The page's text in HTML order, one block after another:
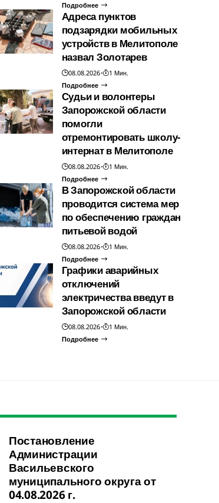
Подробнее
Адреса пунктов
подзарядки мобильных
устройств в Мелитополе
назвал Золотарев
08.08.2026
1 Мин.
Подробнее
Судьи и волонтеры
Запорожской области
помогли
отремонтировать школу-
интернат в Мелитополе
08.08.2026
1 Мин.
Подробнее
В Запорожской области
проводится система мер
по обеспечению граждан
питьевой водой
08.08.2026
1 Мин.
Подробнее
Графики аварийных
отключений
электричества введут в
Запорожской области
08.08.2026
1 Мин.
Подробнее
Постановление
Администрации
Васильевского
муниципального округа от
04.08.2026 г.